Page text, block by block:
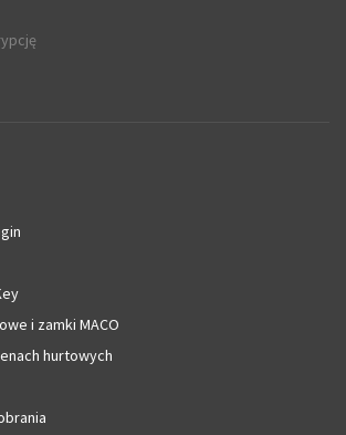
i zamki MACO
hurtowych